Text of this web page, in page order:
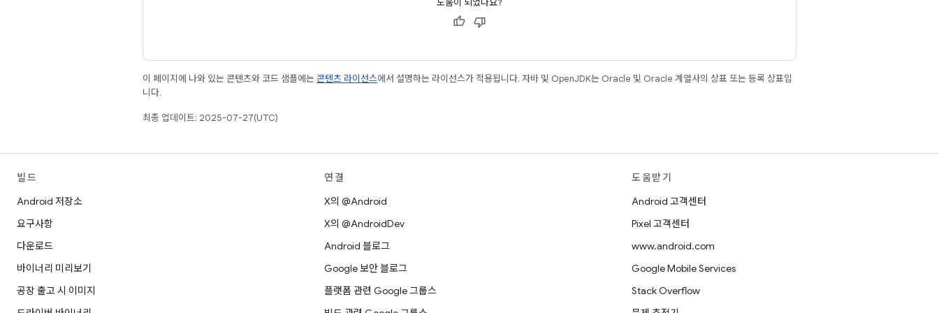
도움이 되었나요?
이 페이지에 나와 있는 콘텐츠와 코드 샘플에는 콘텐츠 라이선스에서 설명하는 라이선스가 적용됩니다. 자바 및 OpenJDK는 Oracle 및 Oracle 계열사의 상표 또는 등록 상표입
니다.
최종 업데이트: 2025-07-27(UTC)
빌드
Android 저장소
요구사항
다운로드
바이너리 미리보기
공장 출고 시 이미지
연결
X의 @Android
X의 @AndroidDev
Android 블로그
Google 보안 블로그
플랫폼 관련 Google 그룹스
도움받기
Android 고객센터
Pixel 고객센터
www.android.com
Google Mobile Services
Stack Overflow